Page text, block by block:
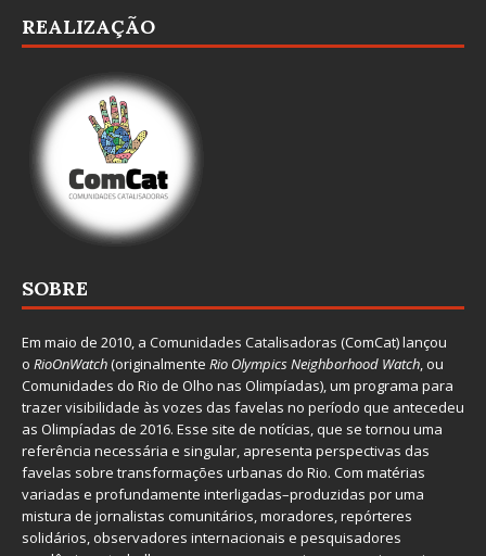
REALIZAÇÃO
SOBRE
Em maio de 2010, a Comunidades Catalisadoras (ComCat) lançou
o RioOnWatch(originalmente Rio Olympics Neighborhood Watch, ou
Comunidades do Rio de Olho nas Olimpíadas), um programa para
trazer visibilidade às vozes das favelas no período que antecedeu
as Olimpíadas de 2016. Esse site de notícias, que se tornou uma
referência necessária e singular, apresenta perspectivas das
favelas sobre transformações urbanas do Rio. Com matérias
variadas e profundamente interligadas–produzidas por uma
mistura de jornalistas comunitários, moradores, repórteres
solidários, observadores internacionais e pesquisadores